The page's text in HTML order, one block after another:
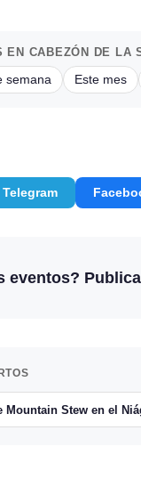
EN CABEZÓN DE LA
semana Este mes
Telegram
eventos?
Stew en el